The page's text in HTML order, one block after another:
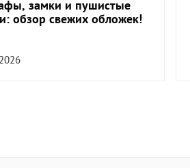
замки и пушистые
обзор свежих обложек!